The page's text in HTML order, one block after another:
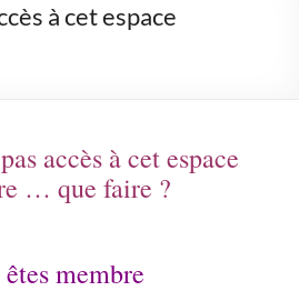
à cet espace
accès à cet espace
… que faire ?
membre